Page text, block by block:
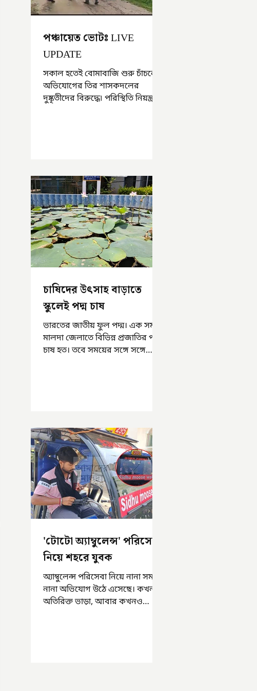
পঞ্চায়েত ভোটঃ LIVE
UPDATE
সকাল হতেই বোমাবাজি শুরু চাঁচলে৷
অভিযোগের তির শাসকদলের
দুষ্কৃতীদের বিরুদ্ধে৷ পরিস্থিতি নিয়ন্ত্রণে
চাষিদের উৎসাহ বাড়াতে
স্কুলেই পদ্ম চাষ
ভারতের জাতীয় ফুল পদ্ম। এক সময়
মালদা জেলাতে বিভিন্ন প্রজাতির পদ্ম
চাষ হত। তবে সময়ের সঙ্গে সঙ্গে
'টোটো অ্যাম্বুলেন্স' পরিসেবা
নিয়ে শহরে যুবক
অ্যাম্বুলেন্স পরিসেবা নিয়ে নানা সময়
নানা অভিযোগ উঠে এসেছে। কখনও
অতিরিক্ত ভাড়া, আবার কখনও